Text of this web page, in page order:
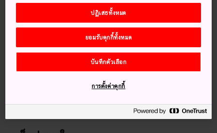
การจัดแสดงสมบัติแห่งชาติ
ทิวทัศน์มหาสมุทรแปซิฟิกจากมัวร์สแควร์
ปฏิเสธทั้งหมด
ยอมรับคุกกี้ทั้งหมด
บันทึกตัวเลือก
การตั้งค่าคุกกี้